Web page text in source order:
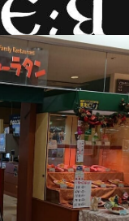
17：00
ーダー1:00)
間：11：
ウト】
タン
横町2-1 メ
～ 15：00